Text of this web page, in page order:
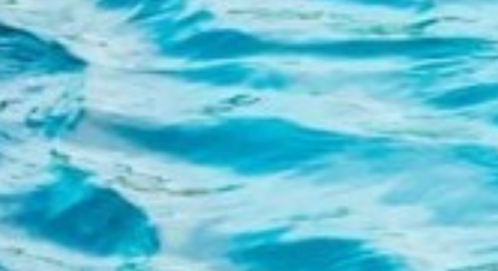
Análise e personalização
Eles permitem o monitoramento e análise do
comportamento dos usuários deste site. A informação
recolhida através deste tipo de cookies serve para medir a
actividade da web para a elaboração dos perfis de
navegação dos utilizadores, de forma a introduzir
melhorias a partir da análise dos dados de utilização
efectuada pelos utilizadores do serviço. Eles nos permitem
salvar as informações de preferência do usuário para
melhorar a qualidade dos nossos serviços e oferecer uma
melhor experiência através dos produtos recomendados.